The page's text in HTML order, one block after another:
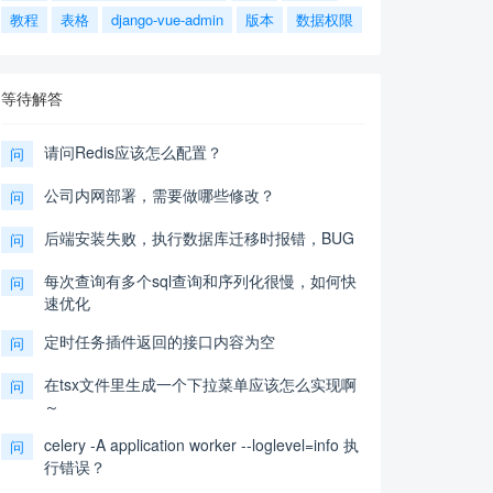
教程 表格 django-vue-admin 版本 数据权限
等待解答
问 请问Redis应该怎么配置？
问 公司内网部署，需要做哪些修改？
问 后端安装失败，执行数据库迁移时报错，BUG
问
每次查询有多个sql查询和序列化很慢，如何快
速优化
问 定时任务插件返回的接口内容为空
问
在tsx文件里生成一个下拉菜单应该怎么实现啊
～
问
celery -A application worker --loglevel=info 执
行错误？